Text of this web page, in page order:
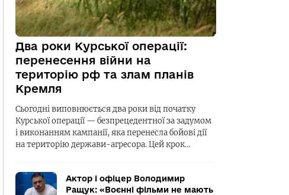
Два роки Курської операції:
перенесення війни на
територію рф та злам планів
Кремля
Сьогодні виповнюється два роки від початку
Курської операції — безпрецедентної за задумом
і виконанням кампанії, яка перенесла бойові дії
на територію держави-агресора. Цей крок…
Актор і офіцер Володимир
Ращук: «Воєнні фільми не мають